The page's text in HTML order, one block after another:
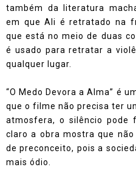
também da literatura
em que Ali é retratado na
que está no meio de duas
é usado para retratar a
qualquer lugar.
“O Medo Devora a Alma” é
que o filme não precisa ter
atmosfera, o silêncio pode
claro a obra mostra que
de preconceito, pois a
mais ódio.